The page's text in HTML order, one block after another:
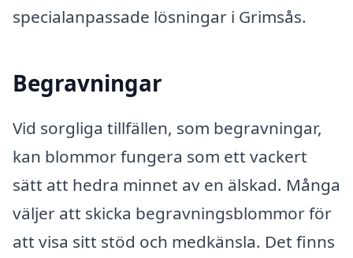
specialanpassade lösningar i Grimsås.
Begravningar
Vid sorgliga tillfällen, som begravningar,
kan blommor fungera som ett vackert
sätt att hedra minnet av en älskad. Många
väljer att skicka begravningsblommor för
att visa sitt stöd och medkänsla. Det finns